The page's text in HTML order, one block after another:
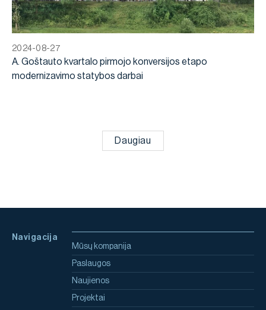
2024-08-27
A. Goštauto kvartalo pirmojo konversijos etapo
modernizavimo statybos darbai
Daugiau
Navigacija
Mūsų kompanija
Paslaugos
Naujienos
Projektai